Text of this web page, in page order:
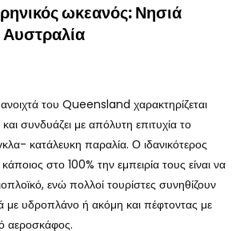
ωκεανός: Νησιά
του Queensland χαρακτηρίζεται
συνδυάζει με απόλυτη επιτυχία το
κατάλευκη παραλία. Ο ιδανικότερος
στο 100% την εμπειρία τους είναι να
ενώ πολλοί τουρίστες συνηθίζουν
με υδροπλάνο ή ακόμη και πέφτοντας με
αεροσκάφος.